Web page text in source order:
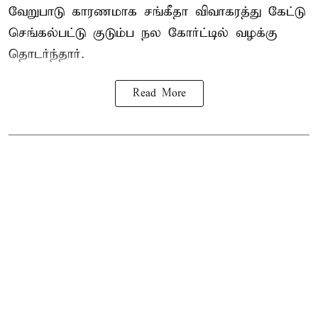
வேறுபாடு காரணமாக சங்கீதா விவாகரத்து கேட்டு
செங்கல்பட்டு குடும்ப நல கோர்ட்டில் வழக்கு
தொடர்ந்தார்.
Read More